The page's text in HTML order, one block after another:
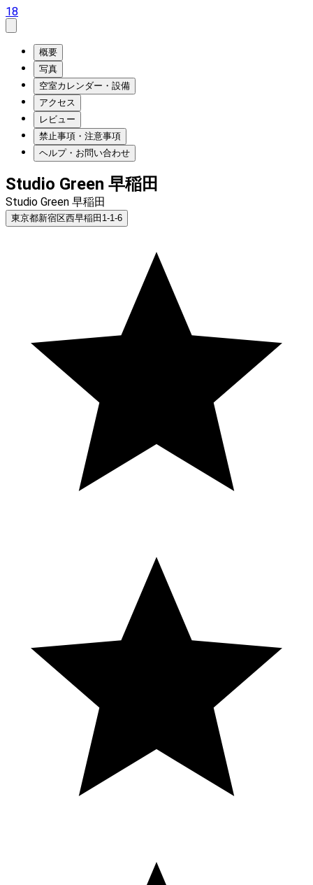
18
概要
写真
空室カレンダー・設備
アクセス
レビュー
禁止事項・注意事項
ヘルプ・お問い合わせ
Studio Green 早稲田
Studio Green 早稲田
東京都新宿区西早稲田1-1-6